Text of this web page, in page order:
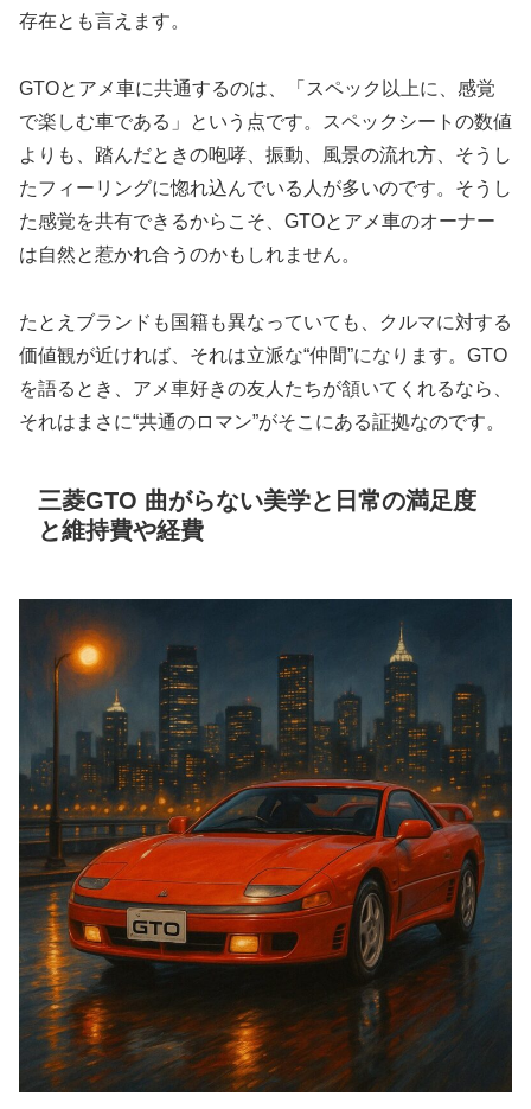
存在とも言えます。
GTOとアメ車に共通するのは、「スペック以上に、感覚
で楽しむ車である」という点です。スペックシートの数値
よりも、踏んだときの咆哮、振動、風景の流れ方、そうし
たフィーリングに惚れ込んでいる人が多いのです。そうし
た感覚を共有できるからこそ、GTOとアメ車のオーナー
は自然と惹かれ合うのかもしれません。
たとえブランドも国籍も異なっていても、クルマに対する
価値観が近ければ、それは立派な“仲間”になります。GTO
を語るとき、アメ車好きの友人たちが頷いてくれるなら、
それはまさに“共通のロマン”がそこにある証拠なのです。
三菱GTO 曲がらない美学と日常の満足度
と維持費や経費